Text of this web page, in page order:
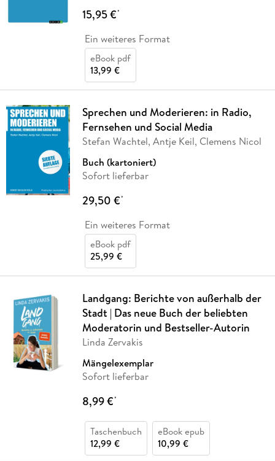
15,95 €*
Ein weiteres Format
eBook pdf
13,99 €
Sprechen und Moderieren: in Radio,
Fernsehen und Social Media
Stefan Wachtel, Antje Keil, Clemens Nicol
Buch (kartoniert)
Sofort lieferbar
29,50 €*
Ein weiteres Format
eBook pdf
25,99 €
Landgang: Berichte von außerhalb der
Stadt | Das neue Buch der beliebten
Moderatorin und Bestseller-Autorin
Linda Zervakis
Mängelexemplar
Sofort lieferbar
8,99 €*
Taschenbuch
12,99 €
eBook epub
10,99 €